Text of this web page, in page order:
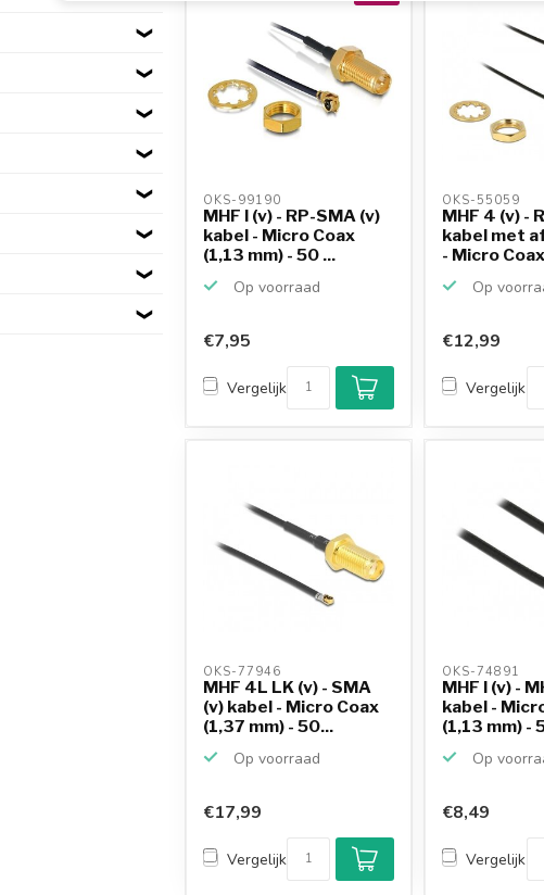
OKS-99190
MHF I (v) - RP-SMA (v)
kabel - Micro Coax
(1,13 mm) - 50 ...
Op voorraad
€7,95
Vergelijk
OKS-55059
MHF 4 (v) -
kabel met
- Micro
Op
€12,99
Vergelijk
OKS-77946
MHF 4L LK (v) - SMA
(v) kabel - Micro Coax
(1,37 mm) - 50...
Op voorraad
€17,99
Vergelijk
OKS-74891
MHF I (v) -
kabel -
(1,13 mm) -
Op
€8,49
Vergelijk